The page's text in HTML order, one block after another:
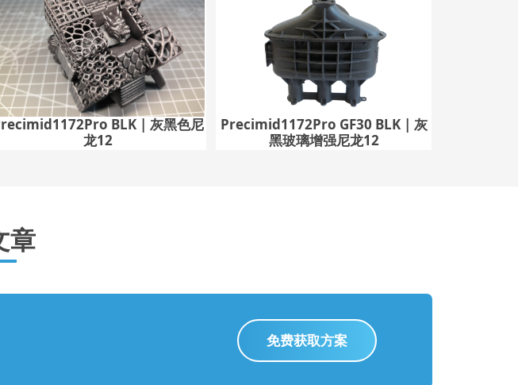
BLK | 灰黑色尼
龙12
Precimid1172Pro GF30 BLK | 灰
黑玻璃增强尼龙12
章
免费获取方案